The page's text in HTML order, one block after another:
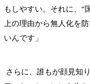
もしやすい。それに、“
上の理由から無人化を
いんです」
さらに、誰もが顔見知